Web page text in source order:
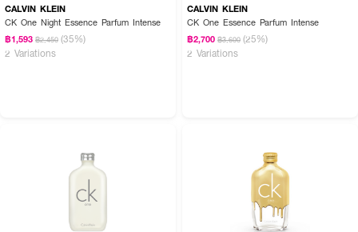
CALVIN KLEIN
CK One Night Essence Parfum Intense
฿1,593 ฿2,450 (35%)
2 Variations
CALVIN KLEIN
CK One Essence Parfum Intense
฿2,700 ฿3,600 (25%)
2 Variations